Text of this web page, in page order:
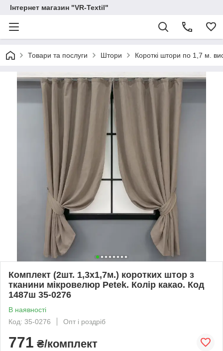
Інтернет магазин "VR-Textil"
Товари та послуги Штори Короткі штори по 1,7 м.
Комплект (2шт. 1,3х1,7м.) коротких штор з
тканини мікровелюр Petek. Колір какао. Код
1487ш 35-0276
В наявності
Код: 35-0276
Опт і роздріб
771 ₴/комплект